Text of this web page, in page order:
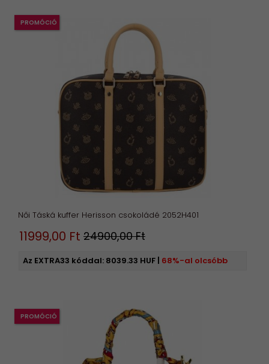
Női Táská kuffer Herisson csokoládé 2052H401
PROMÓCIÓ
11999,00 Ft 24900,00 Ft
Az EXTRA33 kóddal: 8039.33 HUF 68%-al olcsóbb
PROMÓCIÓ